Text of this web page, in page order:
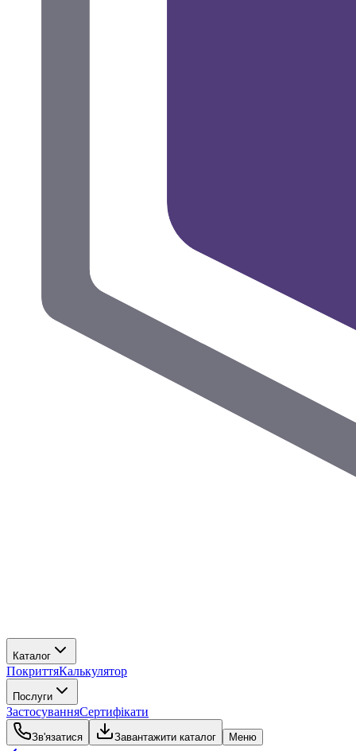
Каталог
ПокриттяКалькулятор
Послуги
ЗастосуванняСертифікати
Зв'язатися Завантажити каталог Меню